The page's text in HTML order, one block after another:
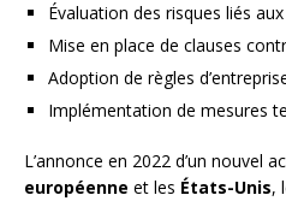
Évaluation des risques liés
Mise en place de clauses
Adoption de règles
Implémentation de mesures
L’annonce en 2022 d’un nouvel
européenne et les États-Unis,